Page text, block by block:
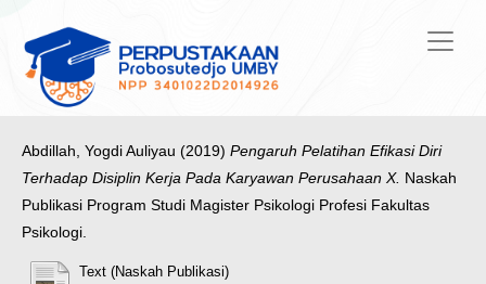
Abdillah, Yogdi Auliyau (2019) Pengaruh Pelatihan Efikasi Diri
Terhadap Disiplin Kerja Pada Karyawan Perusahaan X. Naskah
Publikasi Program Studi Magister Psikologi Profesi Fakultas
Psikologi.
Text (Naskah Publikasi)